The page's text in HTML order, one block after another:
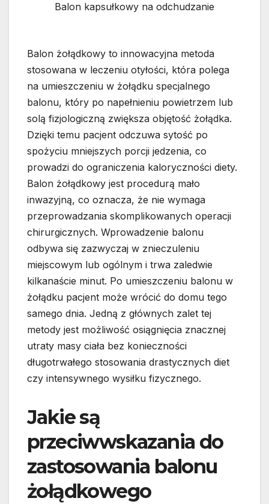
Balon kapsułkowy na odchudzanie
Balon żołądkowy to innowacyjna metoda
stosowana w leczeniu otyłości, która polega
na umieszczeniu w żołądku specjalnego
balonu, który po napełnieniu powietrzem lub
solą fizjologiczną zwiększa objętość żołądka.
Dzięki temu pacjent odczuwa sytość po
spożyciu mniejszych porcji jedzenia, co
prowadzi do ograniczenia kaloryczności diety.
Balon żołądkowy jest procedurą mało
inwazyjną, co oznacza, że nie wymaga
przeprowadzania skomplikowanych operacji
chirurgicznych. Wprowadzenie balonu
odbywa się zazwyczaj w znieczuleniu
miejscowym lub ogólnym i trwa zaledwie
kilkanaście minut. Po umieszczeniu balonu w
żołądku pacjent może wrócić do domu tego
samego dnia. Jedną z głównych zalet tej
metody jest możliwość osiągnięcia znacznej
utraty masy ciała bez konieczności
długotrwałego stosowania drastycznych diet
czy intensywnego wysiłku fizycznego.
Jakie są
przeciwwskazania do
zastosowania balonu
żołądkowego